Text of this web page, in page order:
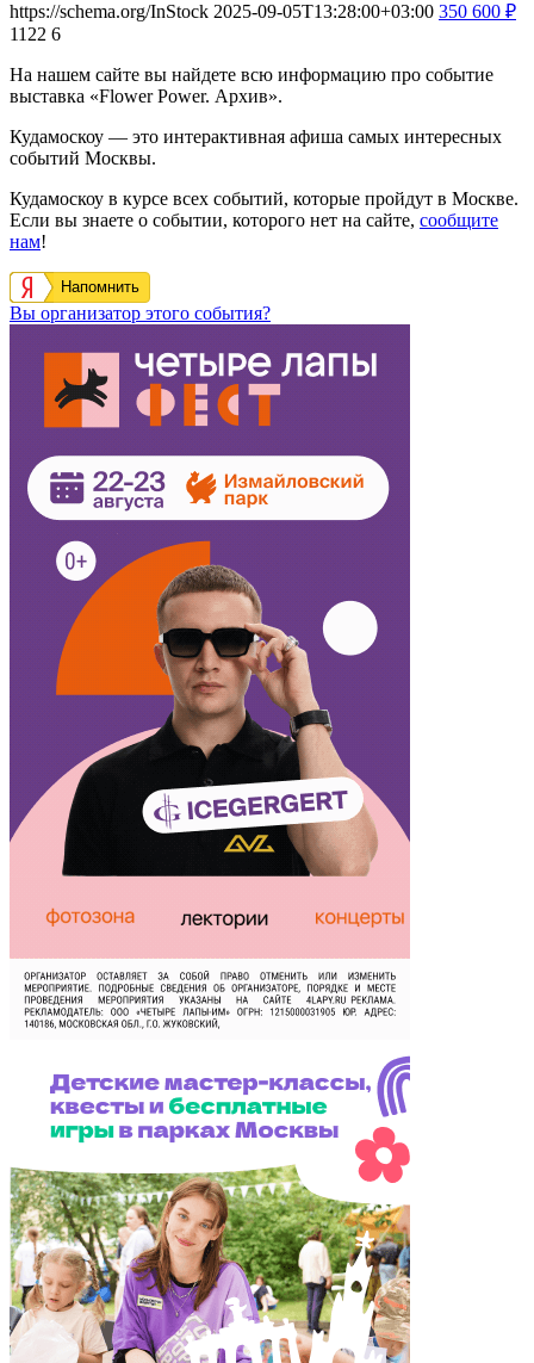
https://schema.org/InStock 2025-09-05T13:28:00+03:00 350 600 ₽
1122 6
На нашем сайте вы найдете всю информацию про событие
выставка «Flower Power. Архив».
Кудамоскоу — это интерактивная афиша самых интересных
событий Москвы.
Кудамоскоу в курсе всех событий, которые пройдут в Москве.
Если вы знаете о событии, которого нет на сайте, сообщите
нам!
Напомнить
Вы организатор этого события?